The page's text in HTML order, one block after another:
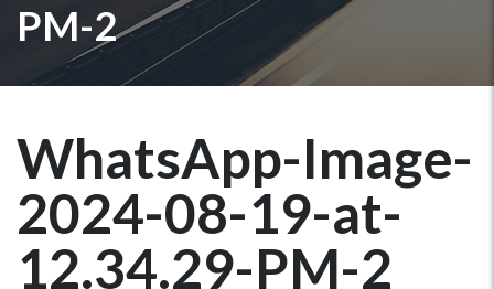
PM-2
WhatsApp-Image-
2024-08-19-at-
12.34.29-PM-2